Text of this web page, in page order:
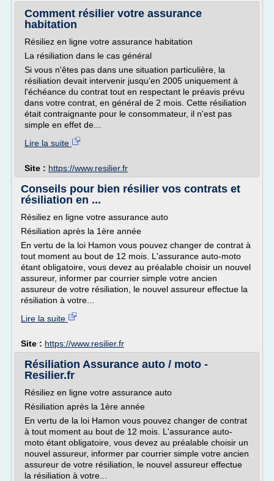
Comment résilier votre assurance
habitation
Résiliez en ligne votre assurance habitation
La résiliation dans le cas général
Si vous n'êtes pas dans une situation particulière, la
résiliation devait intervenir jusqu'en 2005 uniquement à
l'échéance du contrat tout en respectant le préavis prévu
dans votre contrat, en général de 2 mois. Cette résiliation
était contraignante pour le consommateur, il n'est pas
simple en effet de...
Lire la suite
Site : https://www.resilier.fr
Conseils pour bien résilier vos contrats et
résiliation en ...
Résiliez en ligne votre assurance auto
Résiliation après la 1ère année
En vertu de la loi Hamon vous pouvez changer de contrat à
tout moment au bout de 12 mois. L'assurance auto-moto
étant obligatoire, vous devez au préalable choisir un nouvel
assureur, informer par courrier simple votre ancien
assureur de votre résiliation, le nouvel assureur effectue la
résiliation à votre...
Lire la suite
Site : https://www.resilier.fr
Résiliation Assurance auto / moto -
Resilier.fr
Résiliez en ligne votre assurance auto
Résiliation après la 1ère année
En vertu de la loi Hamon vous pouvez changer de contrat
à tout moment au bout de 12 mois. L'assurance auto-
moto étant obligatoire, vous devez au préalable choisir un
nouvel assureur, informer par courrier simple votre ancien
assureur de votre résiliation, le nouvel assureur effectue
la résiliation à votre...